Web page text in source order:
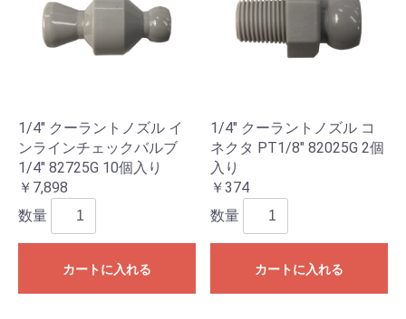
1/4" クーラントノズル イ
ンラインチェックバルブ
1/4" 82725G 10個入り
￥7,898
数量
カートに入れる
1/4" クーラントノズル コ
ネクタ PT1/8" 82025G 2個
入り
￥374
数量
カートに入れる